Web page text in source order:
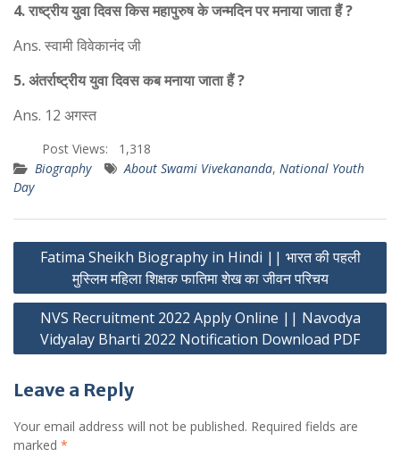
4. राष्ट्रीय युवा दिवस किस महापुरुष के जन्मदिन पर मनाया जाता हैं ?
Ans. स्वामी विवेकानंद जी
5. अंतर्राष्ट्रीय युवा दिवस कब मनाया जाता हैं ?
Ans. 12 अगस्त
Post Views:
1,318
Biography
About Swami Vivekananda, National Youth
Day
Post
navigation
Fatima Sheikh Biography in Hindi || भारत की पहली
मुस्लिम महिला शिक्षक फातिमा शेख का जीवन परिचय
NVS Recruitment 2022 Apply Online || Navodya
Vidyalay Bharti 2022 Notification Download PDF
Leave a Reply
Your email address will not be published. Required fields are
marked *